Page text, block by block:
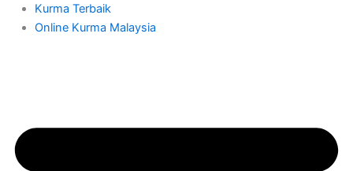
Kurma Terbaik
Online Kurma Malaysia